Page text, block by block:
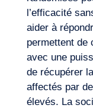
l’efficacité
aider à
permettent de
avec une
de récupérer
affectés par
élevés. La